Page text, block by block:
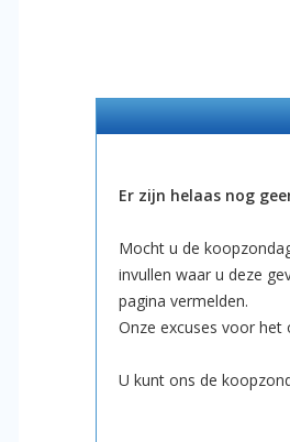
Er zijn helaas nog
Mocht u de
invullen waar u deze
pagina vermelden.
Onze excuses voor het
U kunt ons de